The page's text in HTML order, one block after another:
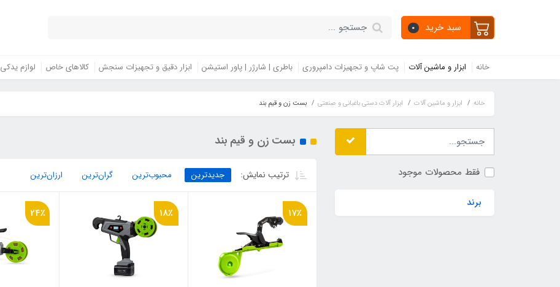
سبد خرید 0
خانه ابزار و ماشین آلات پت شاپ و تجهیزات دامپروری باطری | شارژر | پاور استیشن ابزار دقیق و تجهیزات سنجش کالاهای خاص لوازم یدکی
خانه ابزار و ماشین آلات ابزار آلات دستی باغبانی و صنعتی بست زن و قیم بند
فقط محصولات موجود
برند
بست زن و قیم بند
ترتیب نمایش: جدیدترین محبوب‌ترین گران‌ترین ارزان‌ترین
17٪ 18٪ 24٪